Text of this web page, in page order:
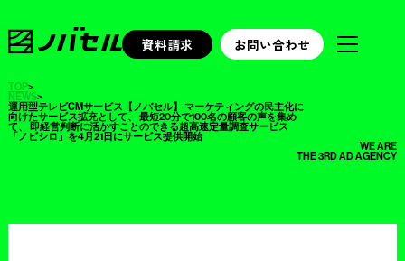
資料請求 お問い合わせ
TOP>
NEWS>
運用型テレビCMサービス【ノバセル】 マーケティングの民主化に
向けたサービス拡充として、 最短20分で100名の顧客の声を集め
て、 即経営判断に活かすことのできる超高速定量調査サービス
「ノビシロ」を4月21日にサービス提供開始
WE ARE
THE 3RD AD AGENCY